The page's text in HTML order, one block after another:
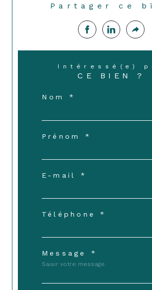
Partager ce
Intéressé(e)
CE BIEN ?
Nom *
Prénom *
E-mail *
Téléphone *
Message *